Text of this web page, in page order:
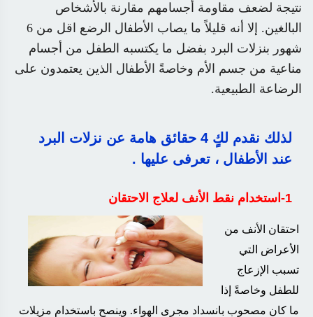
نتيجة لضعف مقاومة أجسامهم مقارنة بالأشخاص
البالغين. إلا أنه قليلاً ما يصاب الأطفال الرضع اقل من 6
شهور بنزلات البرد بفضل ما يكتسبه الطفل من أجسام
مناعية من جسم الأم وخاصةً الأطفال الذين يعتمدون على
الرضاعة الطبيعية.
لذلك نقدم لكٍ 4 حقائق هامة عن نزلات البرد
عند الأطفال ، تعرفى عليها .
1-استخدام نقط الأنف لعلاج الاحتقان
احتقان الأنف من
الأعراض التي
تسبب الإزعاج
للطفل وخاصةً إذا
ما كان مصحوب بانسداد مجرى الهواء. وينصح باستخدام مزيلات